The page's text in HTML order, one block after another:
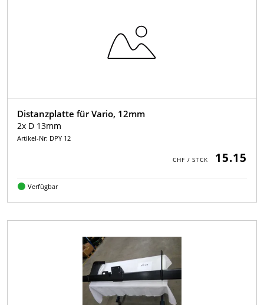
Distanzplatte für Vario, 12mm
2x D 13mm
Artikel-Nr: DPY 12
15.15
Verfügbar